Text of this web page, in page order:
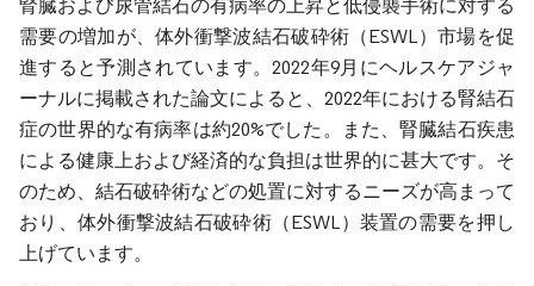
腎臓および尿管結石の有病率の上昇と低侵襲手術に対する
需要の増加が、体外衝撃波結石破砕術（ESWL）市場を促
進すると予測されています。2022年9月にヘルスケアジャ
ーナルに掲載された論文によると、2022年における腎結石
症の世界的な有病率は約20%でした。また、腎臓結石疾患
による健康上および経済的な負担は世界的に甚大です。そ
のため、結石破砕術などの処置に対するニーズが高まって
おり、体外衝撃波結石破砕術（ESWL）装置の需要を押し
上げています。